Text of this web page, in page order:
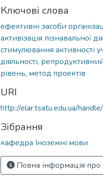
Ключові слова
ефективні засоби
активізація пізнавальної
стимулювання активності
діяльності,
рівень, метод проектів
URI
http://elar.tsatu.edu.ua/
Зібрання
кафедра Іноземні мови
Повна інформація